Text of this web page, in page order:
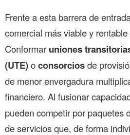
Frente a esta barrera de
comercial más viable y
Conformar uniones
(UTE)oconsorciosde
de menor envergadura
financiero. Al fusionar
pueden competir por paquetes
de servicios que, de forma